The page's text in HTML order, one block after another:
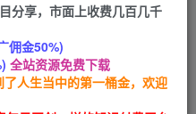
天500+轻松转化，
分享，市面上收费几百几千
佣金50%)
全站资源免费下载
人生当中的第一桶金，欢迎